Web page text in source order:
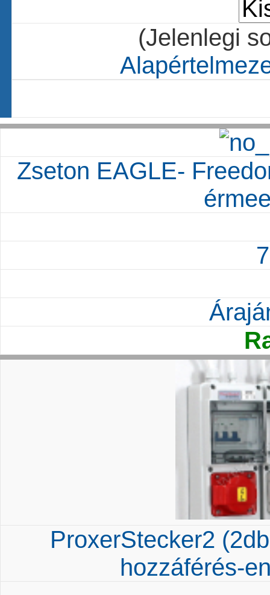
(Jelenlegi
Zseton EAGLE-
ProxerStecker2
hozzáférés-